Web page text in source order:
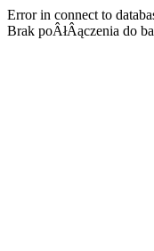
Error in connect to
Brak poÂłÂączenia do